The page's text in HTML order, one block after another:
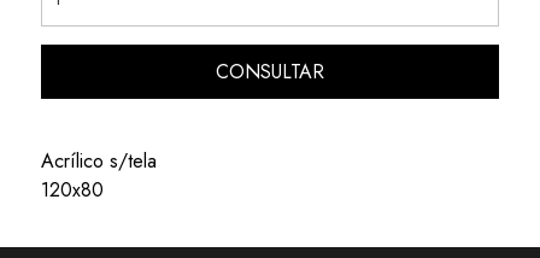
CONSULTAR
Acrílico s/tela
120x80